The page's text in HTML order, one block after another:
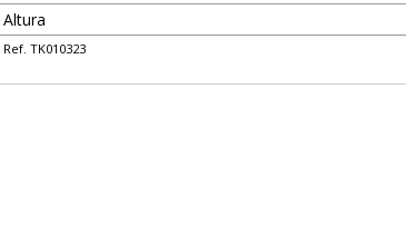
Altura
Ref. TK010323